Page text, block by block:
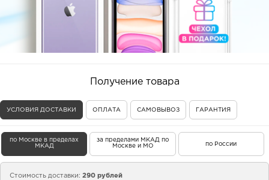
Получение товара
УСЛОВИЯ ДОСТАВКИ ОПЛАТА САМОВЫВОЗ ГАРАНТИЯ
по Москве в пределах
МКАД
за пределами МКАД по
Москве и МО
по России
Стоимость доставки: 290 рублей